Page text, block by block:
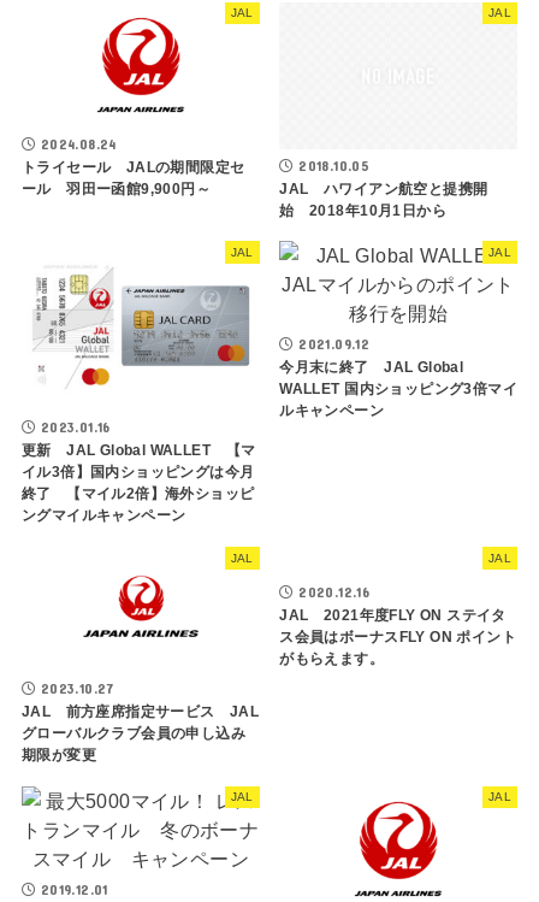
JAL
2024.08.24
トライセール JALの期間限定セ
ール 羽田ー函館9,900円～
JAL
2018.10.05
JAL ハワイアン航空と提携開
始 2018年10月1日から
JAL
2023.01.16
更新 JAL Global WALLET 【マ
イル3倍】国内ショッピングは今月
終了 【マイル2倍】海外ショッピ
ングマイルキャンペーン
JAL
2021.09.12
今月末に終了 JAL Global
WALLET 国内ショッピング3倍マイ
ルキャンペーン
JAL
2023.10.27
JAL 前方座席指定サービス JAL
グローバルクラブ会員の申し込み
期限が変更
JAL
2020.12.16
JAL 2021年度FLY ON ステイタ
ス会員はボーナスFLY ON ポイント
がもらえます。
JAL
2019.12.01
JAL